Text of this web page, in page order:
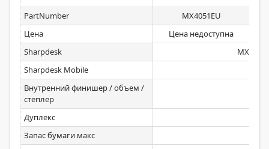
PartNumber
MX4051EU
Цена
Цена недоступна
Sharpdesk
Sharpdesk Mobile
Внутренний финишер / объем /
степлер
Дуплекс
Запас бумаги макс